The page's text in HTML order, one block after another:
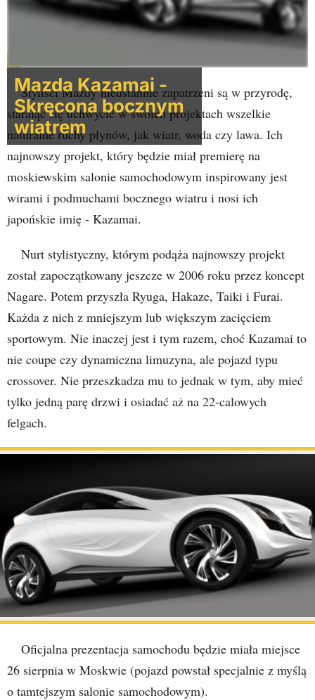
Mazda Kazamai -
Skręcona bocznym
wiatrem
Styliści Mazdy nieustannie zapatrzeni są w przyrodę,
starając się uchwycić w swoich projektach wszelkie
naturalne ruchy płynów, jak wiatr, woda czy lawa. Ich
najnowszy projekt, który będzie miał premierę na
moskiewskim salonie samochodowym inspirowany jest
wirami i podmuchami bocznego wiatru i nosi ich
japońskie imię - Kazamai.
Nurt stylistyczny, którym podąża najnowszy projekt
został zapoczątkowany jeszcze w 2006 roku przez koncept
Nagare. Potem przyszła Ryuga, Hakaze, Taiki i Furai.
Każda z nich z mniejszym lub większym zacięciem
sportowym. Nie inaczej jest i tym razem, choć Kazamai to
nie coupe czy dynamiczna limuzyna, ale pojazd typu
crossover. Nie przeszkadza mu to jednak w tym, aby mieć
tylko jedną parę drzwi i osiadać aż na 22-calowych
felgach.
Oficjalna prezentacja samochodu będzie miała miejsce
26 sierpnia w Moskwie (pojazd powstał specjalnie z myślą
o tamtejszym salonie samochodowym).